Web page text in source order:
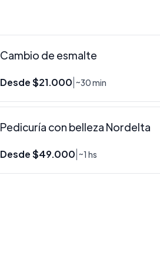
Cambio de esmalte
Desde $21.000 ~30 min
Pedicuría con belleza Nordelta
Desde $49.000 ~1 hs